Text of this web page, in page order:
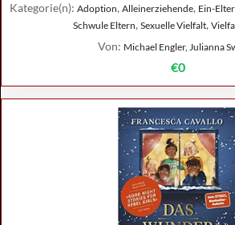
Kategorie(n): Adoption, Alleinerziehende, Ein-
Schwule Eltern, Sexuelle Vielfalt,
Von: Michael Engler, Julianna
€0